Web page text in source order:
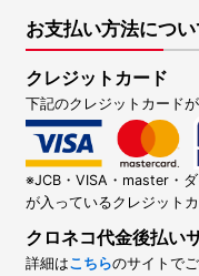
お支払い方法につい
クレジットカード
下記のクレジットカードが
※JCB・VISA・master・
が入っているクレジット
クロネコ代金後払い
詳細はこちらのサイトで